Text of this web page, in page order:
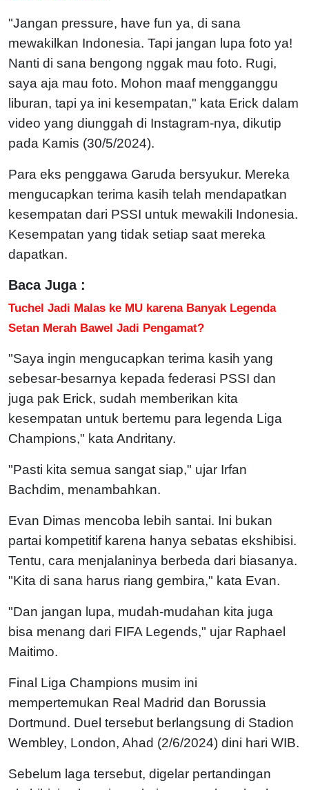
"Jangan pressure, have fun ya, di sana
mewakilkan Indonesia. Tapi jangan lupa foto ya!
Nanti di sana bengong nggak mau foto. Rugi,
saya aja mau foto. Mohon maaf mengganggu
liburan, tapi ya ini kesempatan," kata Erick dalam
video yang diunggah di Instagram-nya, dikutip
pada Kamis (30/5/2024).
Para eks penggawa Garuda bersyukur. Mereka
mengucapkan terima kasih telah mendapatkan
kesempatan dari PSSI untuk mewakili Indonesia.
Kesempatan yang tidak setiap saat mereka
dapatkan.
Baca Juga :
Tuchel Jadi Malas ke MU karena Banyak Legenda
Setan Merah Bawel Jadi Pengamat?
"Saya ingin mengucapkan terima kasih yang
sebesar-besarnya kepada federasi PSSI dan
juga pak Erick, sudah memberikan kita
kesempatan untuk bertemu para legenda Liga
Champions," kata Andritany.
"Pasti kita semua sangat siap," ujar Irfan
Bachdim, menambahkan.
Evan Dimas mencoba lebih santai. Ini bukan
partai kompetitif karena hanya sebatas ekshibisi.
Tentu, cara menjalaninya berbeda dari biasanya.
"Kita di sana harus riang gembira," kata Evan.
"Dan jangan lupa, mudah-mudahan kita juga
bisa menang dari FIFA Legends," ujar Raphael
Maitimo.
Final Liga Champions musim ini
mempertemukan Real Madrid dan Borussia
Dortmund. Duel tersebut berlangsung di Stadion
Wembley, London, Ahad (2/6/2024) dini hari WIB.
Sebelum laga tersebut, digelar pertandingan